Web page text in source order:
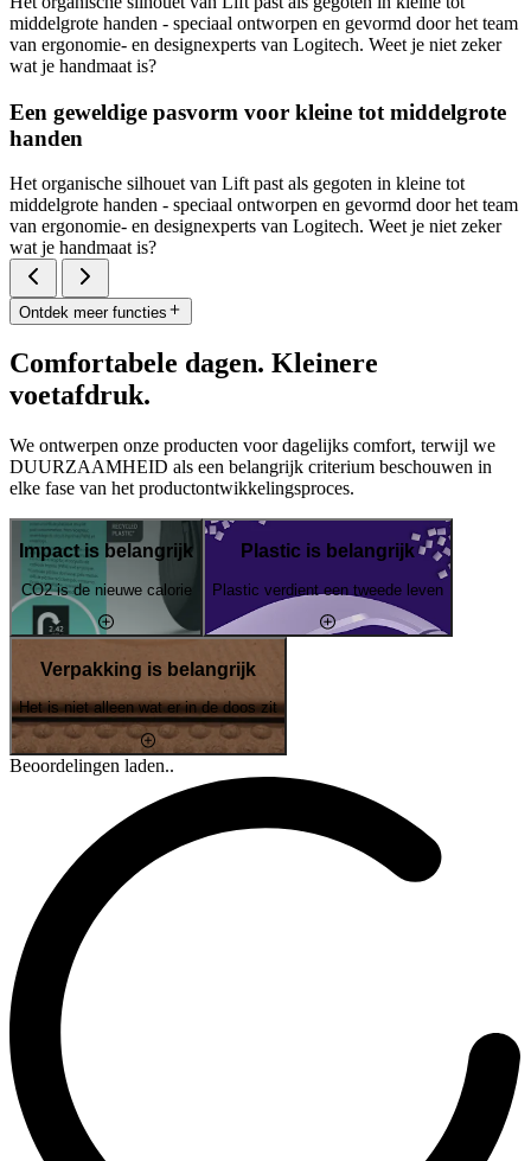
middelgrote handen - speciaal ontworpen en gevormd door het team
van ergonomie- en designexperts van Logitech. Weet je niet zeker
wat je handmaat is?
Een geweldige pasvorm voor kleine tot middelgrote
handen
Het organische silhouet van Lift past als gegoten in kleine tot
middelgrote handen - speciaal ontworpen en gevormd door het team
van ergonomie- en designexperts van Logitech. Weet je niet zeker
wat je handmaat is?
Ontdek meer functies
Comfortabele dagen. Kleinere
voetafdruk.
We ontwerpen onze producten voor dagelijks comfort, terwijl we
DUURZAAMHEID als een belangrijk criterium beschouwen in
elke fase van het productontwikkelingsproces.
Impact is belangrijk
CO2 is de nieuwe calorie
Plastic is belangrijk
Plastic verdient een tweede leven
Verpakking is belangrijk
Het is niet alleen wat er in de doos zit
Beoordelingen laden..